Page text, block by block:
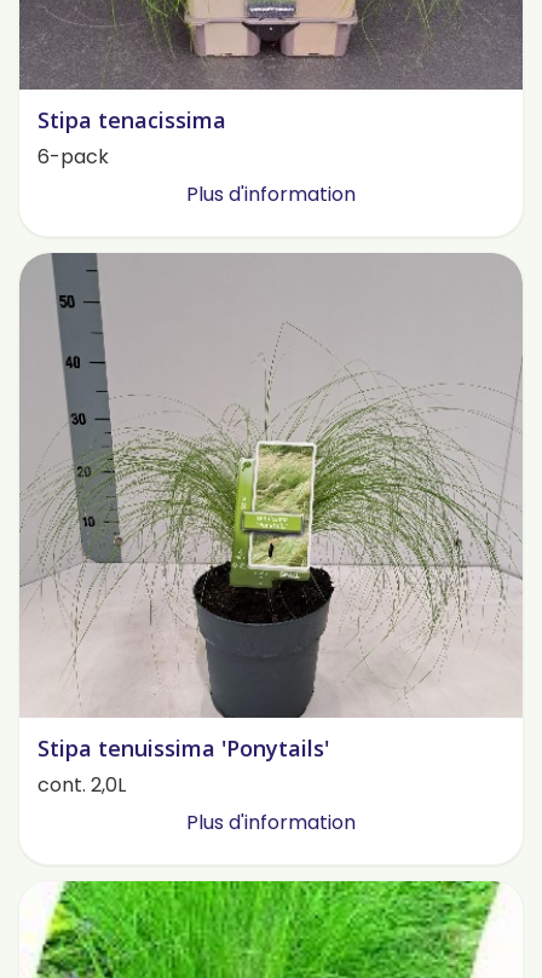
Stipa tenacissima
6-pack
Plus d'information
Stipa tenuissima 'Ponytails'
cont. 2,0L
Plus d'information